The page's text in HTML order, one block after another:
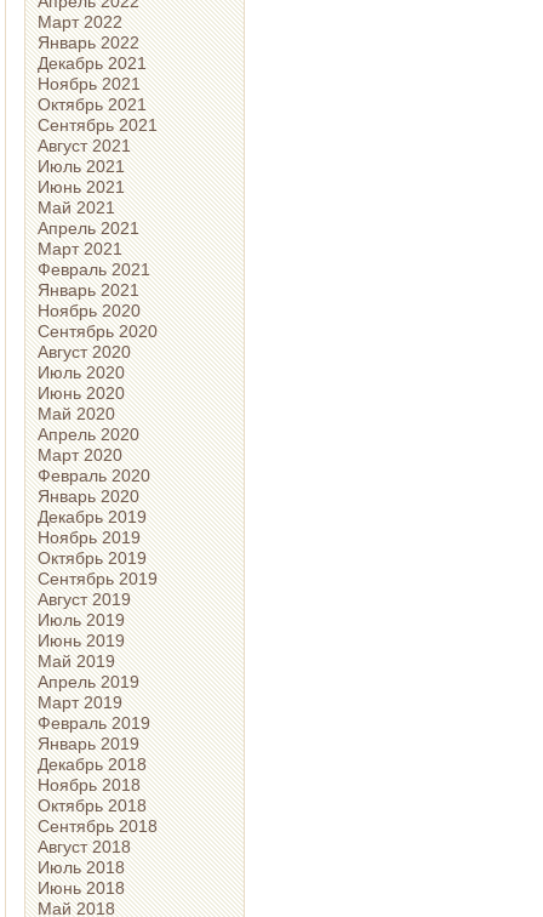
Март 2022
Январь 2022
Декабрь 2021
Ноябрь 2021
Октябрь 2021
Сентябрь 2021
Август 2021
Июль 2021
Июнь 2021
Май 2021
Апрель 2021
Март 2021
Февраль 2021
Январь 2021
Ноябрь 2020
Сентябрь 2020
Август 2020
Июль 2020
Июнь 2020
Май 2020
Апрель 2020
Март 2020
Февраль 2020
Январь 2020
Декабрь 2019
Ноябрь 2019
Октябрь 2019
Сентябрь 2019
Август 2019
Июль 2019
Июнь 2019
Май 2019
Апрель 2019
Март 2019
Февраль 2019
Январь 2019
Декабрь 2018
Ноябрь 2018
Октябрь 2018
Сентябрь 2018
Август 2018
Июль 2018
Июнь 2018
Май 2018